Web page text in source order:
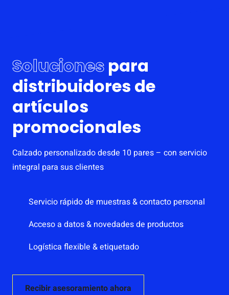
Soluciones para
distribuidores de
artículos
promocionales
Calzado personalizado desde 10 pares – con servicio
integral para sus clientes
Servicio rápido de muestras & contacto personal
Acceso a datos & novedades de productos
Logística flexible & etiquetado
Recibir asesoramiento ahora